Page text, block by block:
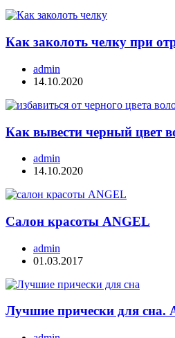
Как заколоть челку при
admin
14.10.2020
Как вывести черный цвет
admin
14.10.2020
Салон красоты ANGEL
admin
01.03.2017
Лучшие прически для сна.